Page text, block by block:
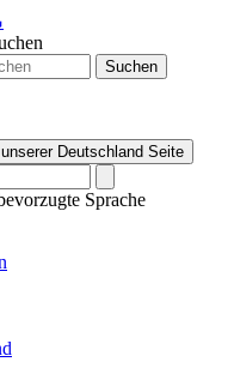
Suchen
Deutschland Seite
Sprache